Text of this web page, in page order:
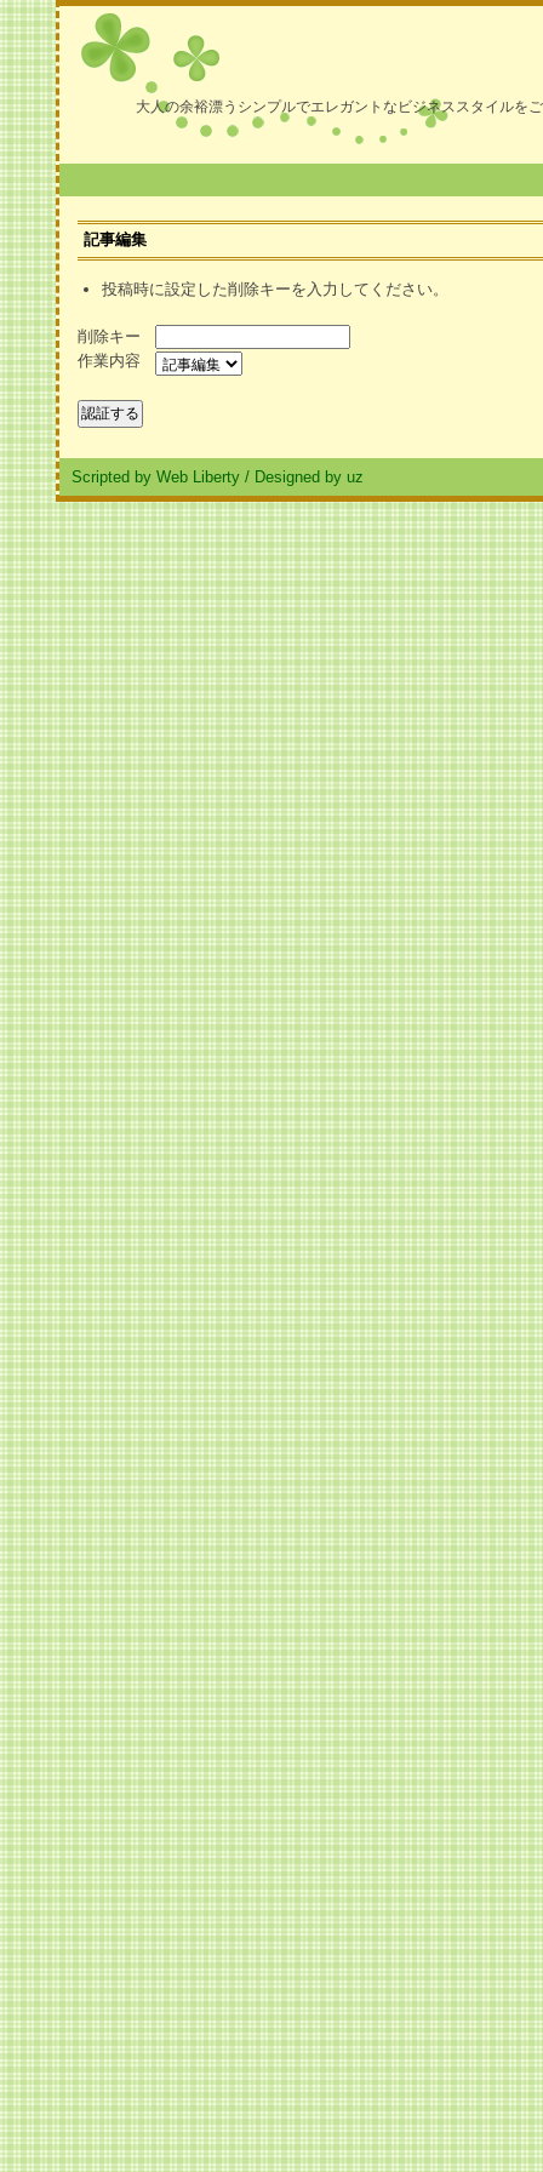
大人の余裕漂うシンプルでエレガントなビジネススタイルを
記事編集
投稿時に設定した削除キーを入力してください。
削除キー
作業内容
Scripted by Web Liberty / Designed by uz